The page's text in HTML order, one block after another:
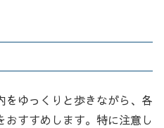
ゆっくりと歩きながら、各
すすめします。特に注意し